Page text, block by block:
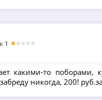
1
какими-то поборами,
никогда, 200!